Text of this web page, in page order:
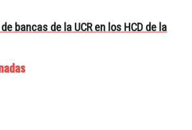
bancas de la UCR en los HCD de la